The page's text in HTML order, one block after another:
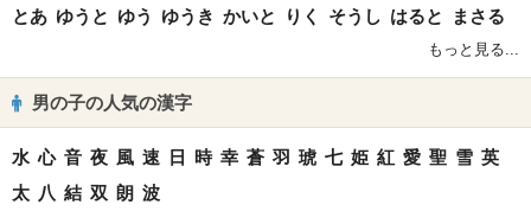
とあ ゆうと ゆう ゆうき かいと りく そうし はると まさる
もっと見る...
男の子の人気の漢字
水 心 音 夜 風 速 日 時 幸 蒼 羽 琥 七 姫 紅 愛 聖 雪 英
太 八 結 双 朗 波